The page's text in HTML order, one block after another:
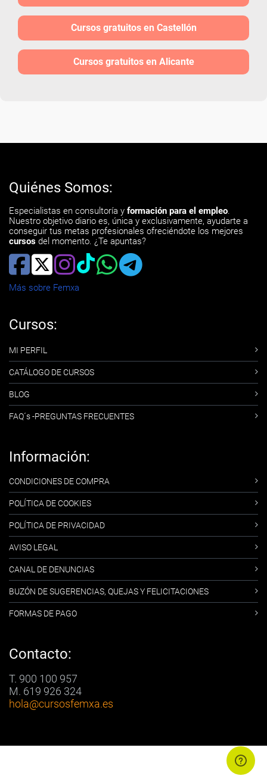
Cursos gratuitos en Castellón
Cursos gratuitos en Alicante
Quiénes Somos:
Especialistas en consultoría y formación para el empleo.
Nuestro objetivo diario es, única y exclusivamente, ayudarte a
conseguir tus metas profesionales ofreciéndote los mejores
cursos del momento. ¿Te apuntas?
Más sobre Femxa
Cursos:
MI PERFIL
CATÁLOGO DE CURSOS
BLOG
FAQ´s -PREGUNTAS FRECUENTES
Información:
CONDICIONES DE COMPRA
POLÍTICA DE COOKIES
POLÍTICA DE PRIVACIDAD
AVISO LEGAL
CANAL DE DENUNCIAS
BUZÓN DE SUGERENCIAS, QUEJAS Y FELICITACIONES
FORMAS DE PAGO
Contacto:
T. 900 100 957
M. 619 926 324
hola@cursosfemxa.es